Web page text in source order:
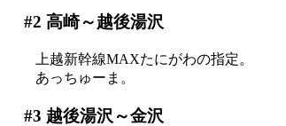
#2 高崎～越後湯沢
上越新幹線MAXたにがわの指定。
あっちゅーま。
#3 越後湯沢～金沢